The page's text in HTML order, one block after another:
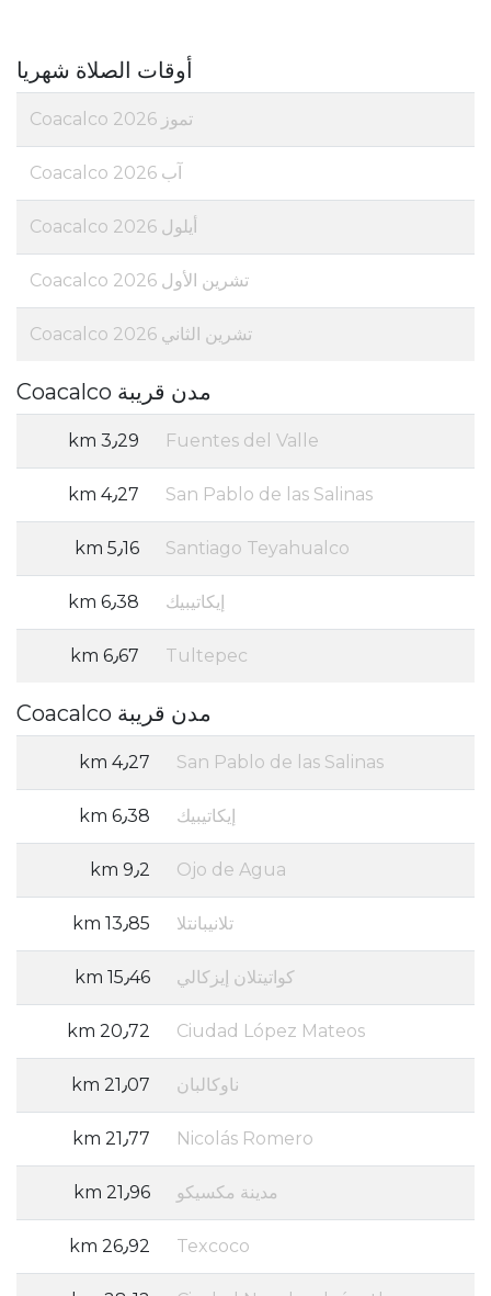
أوقات الصلاة شهريا
تموز 2026 Coacalco
آب 2026 Coacalco
أيلول 2026 Coacalco
تشرين الأول 2026 Coacalco
تشرين الثاني 2026 Coacalco
مدن قريبة Coacalco
Fuentes del Valle 3٫29 km
San Pablo de las Salinas 4٫27 km
Santiago Teyahualco 5٫16 km
إيكاتيبيك 6٫38 km
Tultepec 6٫67 km
مدن قريبة Coacalco
San Pablo de las Salinas 4٫27 km
إيكاتيبيك 6٫38 km
Ojo de Agua 9٫2 km
تلانيبانتلا 13٫85 km
كواتيتلان إيزكالي 15٫46 km
Ciudad López Mateos 20٫72 km
ناوكالبان 21٫07 km
Nicolás Romero 21٫77 km
مدينة مكسيكو 21٫96 km
Texcoco 26٫92 km